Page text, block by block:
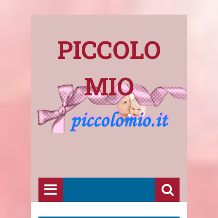
PICCOLO
MIO